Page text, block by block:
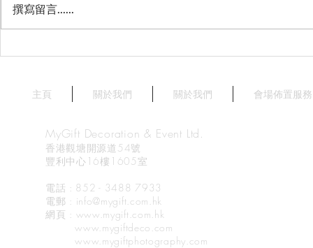
星薈 Starry Terrace
撰寫留言......
主頁 關於我們 關於我們 會場佈置服務
MyGift Decoration & Event Ltd.
香港觀塘開源道54號
豐利中心16樓1605室
電話 : 852 - 3488 7933
電郵 : info@mygift.com.hk
網頁 : www.mygift.com.hk
www.mygiftdeco.com
www.mygiftphotography.com